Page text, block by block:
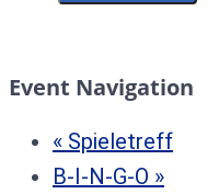
Event Navigation
« Spieletreff
B-I-N-G-O »